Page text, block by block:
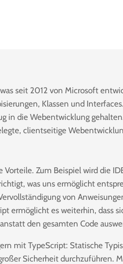
seit 2012 von Microsoft
Klassen und
in die Webentwicklung
clientseitige
Zum Beispiel wird die
was uns ermöglicht
von
ermöglicht es weiterhin, dass
den gesamten Code
mit TypeScript: Statische
Sicherheit durchzuführen.